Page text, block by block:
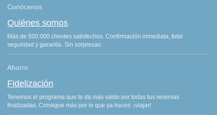
Conócenos
Quiénes somos
Más de 500.000 clientes satisfechos. Confirmación inmediata, total
seguridad y garantía. Sin sorpresas.
Ahorro
Fidelización
Tenemos el programa que te da más saldo por todas tus reservas
finalizadas. Consigue más por lo que ya haces: ¡viajar!